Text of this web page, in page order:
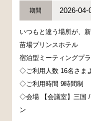
期間 2026-04-
いつもと違う場所が、
苗場プリンスホテル
宿泊型ミーティングプ
◇ご利用人数 16名さま
◇ご利用時間 9時間制
◇会場 【会議室】三国 /
ン